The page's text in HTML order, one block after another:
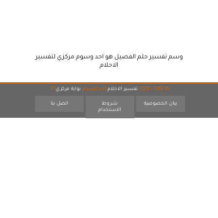
وسم تفسير حلم الفصيل هو احد وسوم مركزي لتفسير
الاحلام
© 2007 - 2026 تفسير الاحلام احد اقسام بوابة مركزي 17
بيان الخصوصية
شروط
الاستخدام
اتصل بنا